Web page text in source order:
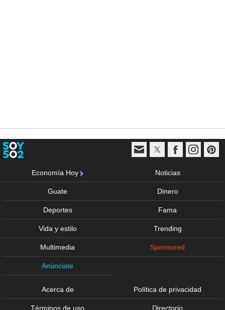
Economía Hoy Noticias
Guate Dinero
Deportes Fama
Vida y estilo Trending
Multimedia Sponsored
Anúnciate
Acerca de Política de privacidad
Términos de uso Directorio